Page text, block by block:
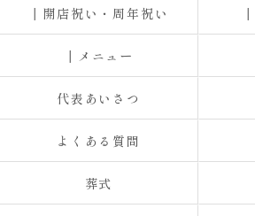
┃開店祝い・周年祝い
┃メニュー
代表あいさつ
よくある質問
葬式